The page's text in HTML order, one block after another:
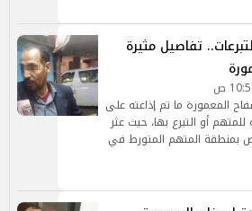
تفاصيل مثيرة
المعمورة ما تم إذاعته على
أو التبرع بها، حيث عثر
بمنطقة المتهم المتورط في